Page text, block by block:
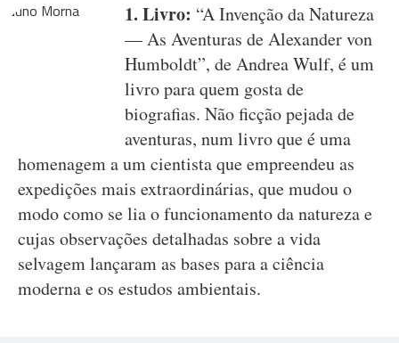
1. Livro: “A Invenção da Natureza
— As Aventuras de Alexander von
Humboldt”, de Andrea Wulf, é um
livro para quem gosta de
biografias. Não ficção pejada de
aventuras, num livro que é uma
homenagem a um cientista que empreendeu as
expedições mais extraordinárias, que mudou o
modo como se lia o funcionamento da natureza e
cujas observações detalhadas sobre a vida
selvagem lançaram as bases para a ciência
moderna e os estudos ambientais.